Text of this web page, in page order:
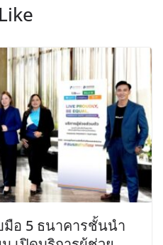
มือ 5 ธนาคารชั้นนำ